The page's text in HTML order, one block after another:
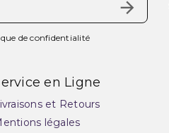
de confidentialité
en Ligne
et Retours
légales